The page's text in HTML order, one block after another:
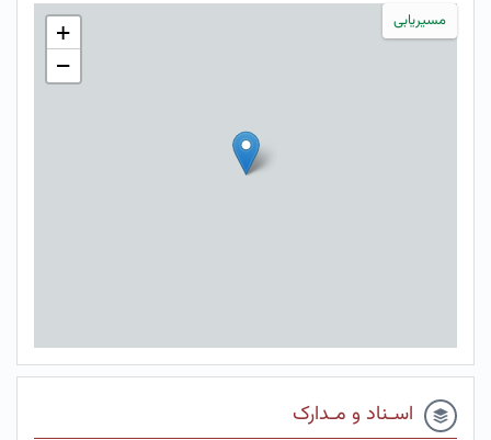
مسیریابی
+
−
اسـناد و مـدارک